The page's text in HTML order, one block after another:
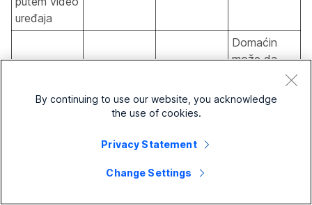
uređaja
Samo
kohostovi i
mogu da
Samo
kohostovi i
mogu da
Domaćin
može da
odluči da li
svi učesnici
mogu da
By continuing to use our website, you acknowledge
the use of cookies.
Privacy Statement
Change Settings